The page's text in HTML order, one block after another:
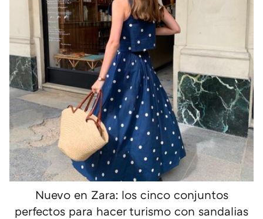
Nuevo en Zara: los cinco conjuntos
perfectos para hacer turismo con sandalias